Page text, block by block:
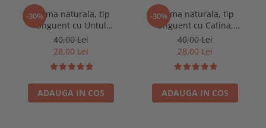
-30%
Crema naturala, tip
Unguent cu Untul
Pamantului, Galbenele,
Tataneasa si Chili
40,00 Lei
28,00 Lei
ADAUGA IN COS
-30%
Crema naturala, tip
Unguent cu Catina,
Galbenele si vitamina E
40,00 Lei
28,00 Lei
ADAUGA IN COS